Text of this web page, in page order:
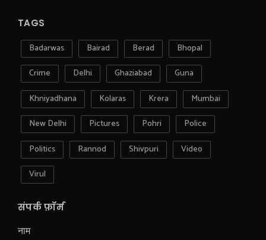
TAGS
Badarwas Bairad Berad
Bhopal
Crime
Delhi Ghaziabad
Guna
Khniyadhana
Kolaras Krera
Mumbai
New Delhi
Pictures Pohri
Police
Politics
Rannod Shivpuri
Video
Virul
संपर्क फ़ॉर्म
नाम